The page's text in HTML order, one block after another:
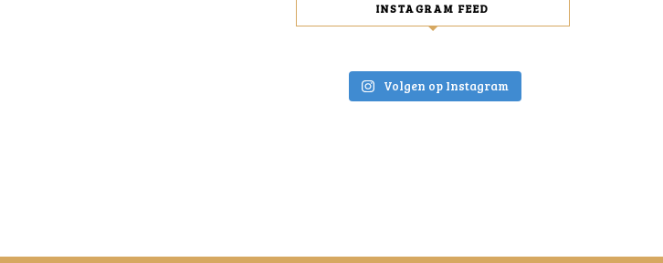
INSTAGRAM FEED
Volgen op Instagram